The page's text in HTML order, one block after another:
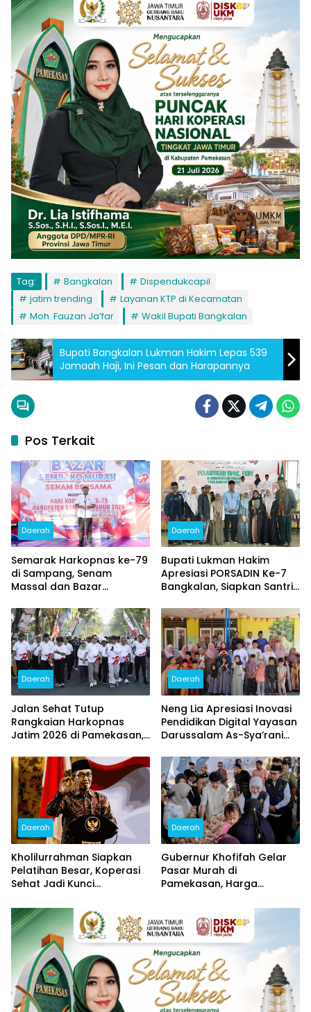
Tag: Bangkalan
Dispendukcapil
jatim trending
Layanan KTP di Kecamatan
Moh. Fauzan Ja’far
Wakil Bupati Bangkalan
Bupati Bangkalan Lukman Hakim Lepas 539
Jamaah Haji, Ini Pesan dan Harapannya
Pos Terkait
Daerah
Semarak Harkopnas ke-79
di Sampang, Senam
Massal dan Bazar
Warga
Daerah
Bupati Lukman Hakim
Apresiasi PORSADIN Ke-7
Bangkalan, Siapkan Santri
Provinsi dan Nasional
Daerah
Jalan Sehat Tutup
Rangkaian Harkopnas
Jatim 2026 di Pamekasan,
Banjir Doorprize
Daerah
Neng Lia Apresiasi Inovasi
Pendidikan Digital Yayasan
Darussalam As-Sya’rani
Daerah
Kholilurrahman Siapkan
Pelatihan Besar, Koperasi
Sehat Jadi Kunci
Pamekasan
Daerah
Gubernur Khofifah Gelar
Pasar Murah di
Pamekasan, Harga
Jaga Daya Beli Warga